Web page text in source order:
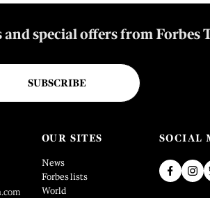
special offers from Forbes
SUBSCRIBE
OUR SITES
News
Forbes lists
World
SOCIAL